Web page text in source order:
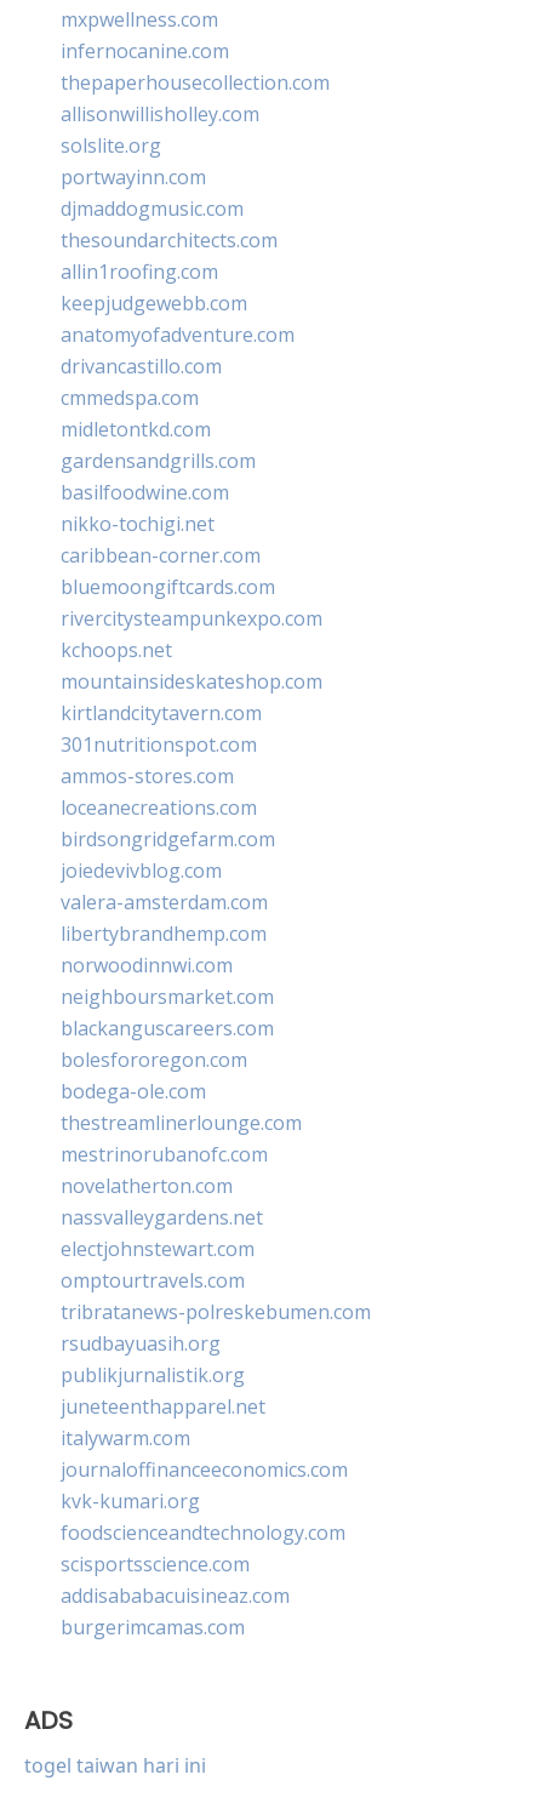
mxpwellness.com
infernocanine.com
thepaperhousecollection.com
allisonwillisholley.com
solslite.org
portwayinn.com
djmaddogmusic.com
thesoundarchitects.com
allin1roofing.com
keepjudgewebb.com
anatomyofadventure.com
drivancastillo.com
cmmedspa.com
midletontkd.com
gardensandgrills.com
basilfoodwine.com
nikko-tochigi.net
caribbean-corner.com
bluemoongiftcards.com
rivercitysteampunkexpo.com
kchoops.net
mountainsideskateshop.com
kirtlandcitytavern.com
301nutritionspot.com
ammos-stores.com
loceanecreations.com
birdsongridgefarm.com
joiedevivblog.com
valera-amsterdam.com
libertybrandhemp.com
norwoodinnwi.com
neighboursmarket.com
blackanguscareers.com
bolesfororegon.com
bodega-ole.com
thestreamlinerlounge.com
mestrinorubanofc.com
novelatherton.com
nassvalleygardens.net
electjohnstewart.com
omptourtravels.com
tribratanews-polreskebumen.com
rsudbayuasih.org
publikjurnalistik.org
juneteenthapparel.net
italywarm.com
journaloffinanceeconomics.com
kvk-kumari.org
foodscienceandtechnology.com
scisportsscience.com
addisababacuisineaz.com
burgerimcamas.com
ADS
togel taiwan hari ini